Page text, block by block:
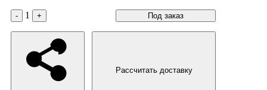
- 1 + Под заказ
Рассчитать доставку